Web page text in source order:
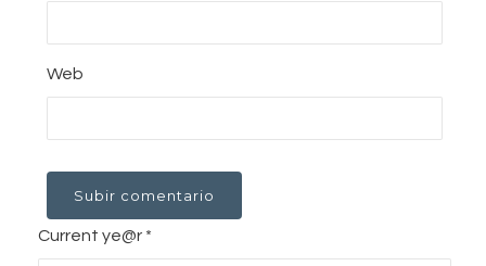
Web
Current ye@r *